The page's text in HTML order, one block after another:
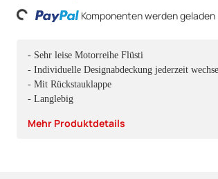
Loading... Komponenten werden geladen
- Sehr leise Motorreihe Flüsti
- Individuelle Designabdeckung jederzeit
- Mit Rückstauklappe
- Langlebig
Mehr Produktdetails